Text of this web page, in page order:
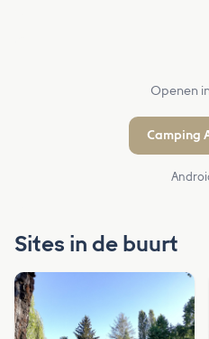
Openen
Camping
Sites in de buurt